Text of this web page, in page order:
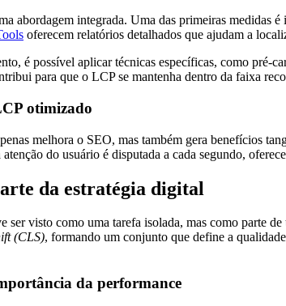
abordagem integrada. Uma das primeiras medidas
oferecem relatórios detalhados que ajudam a
é possível aplicar técnicas específicas, como pré-
para que o LCP se mantenha dentro da faixa
otimizado
melhora o SEO, mas também gera benefícios
do usuário é disputada a cada segundo,
da estratégia digital
ser visto como uma tarefa isolada, mas como parte
(CLS), formando um conjunto que define a
da performance